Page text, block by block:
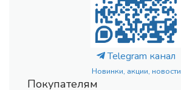
Telegram канал
Новинки, акции, новости
Покупателям